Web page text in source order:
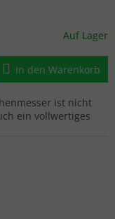
Auf Lager
In den Warenkorb
ist nicht
ein vollwertiges